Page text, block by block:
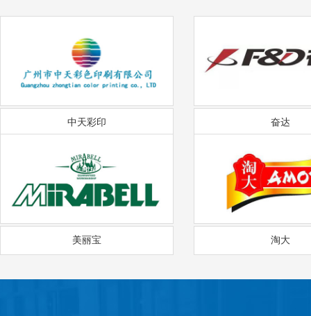
中天彩印 奋达
美丽宝 淘大